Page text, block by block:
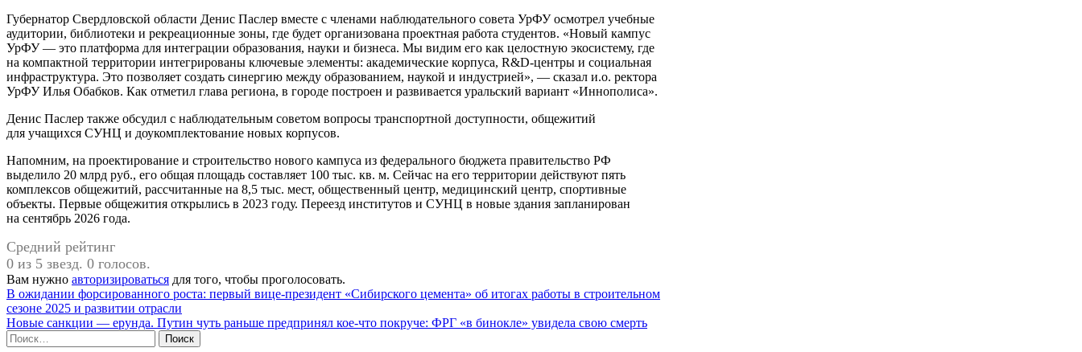
Губернатор Свердловской области Денис Паслер вместе с членами наблюдательного совета УрФУ осмотрел учебные
аудитории, библиотеки и рекреационные зоны, где будет организована проектная работа студентов. «Новый кампус
УрФУ — это платформа для интеграции образования, науки и бизнеса. Мы видим его как целостную экосистему, где
на компактной территории интегрированы ключевые элементы: академические корпуса, R&D-центры и социальная
инфраструктура. Это позволяет создать синергию между образованием, наукой и индустрией», — сказал и.о. ректора
УрФУ Илья Обабков. Как отметил глава региона, в городе построен и развивается уральский вариант «Иннополиса».
Денис Паслер также обсудил с наблюдательным советом вопросы транспортной доступности, общежитий
для учащихся СУНЦ и доукомплектование новых корпусов.
Напомним, на проектирование и строительство нового кампуса из федерального бюджета правительство РФ
выделило 20 млрд руб., его общая площадь составляет 100 тыс. кв. м. Сейчас на его территории действуют пять
комплексов общежитий, рассчитанные на 8,5 тыс. мест, общественный центр, медицинский центр, спортивные
объекты. Первые общежития открылись в 2023 году. Переезд институтов и СУНЦ в новые здания запланирован
на сентябрь 2026 года.
Средний рейтинг
0 из 5 звезд. 0 голосов.
Вам нужно авторизироваться для того, чтобы проголосовать.
Навигация
по
записям
В ожидании форсированного роста: первый вице-президент «Сибирского цемента» об итогах работы в строительном
сезоне 2025 и развитии отрасли
Новые санкции — ерунда. Путин чуть раньше предпринял кое-что покруче: ФРГ «в бинокле» увидела свою смерть
Найти: